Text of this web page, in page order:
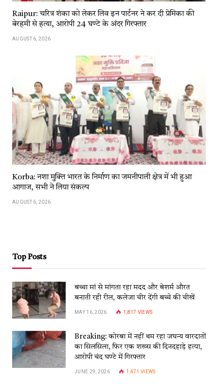
Raipur: चरित्र शंका को लेकर लिव इन पार्टनर ने कर दी प्रेमिका की
बेरहमी से हत्या, आरोपी 24 घण्टे के अंदर गिरफ्तार
AUGUST 6, 2026
Korba: नशा मुक्ति भारत के निर्माण का जमनीपाली क्षेत्र में भी हुआ
आगाज, सभी ने लिया संकल्प
AUGUST 6, 2026
Top Posts
बच्चा मां से मांगता रहा मदद और बेशर्म औरत
बनाती रही रील, कलेजा चीर देंगी बच्चे की चीखें
MAY 16, 2026 1,817 VIEWS
Breaking: कोरबा में नहीं थम रहा जघन्य वारदातों
का सिलसिला, फिर एक शख्स की दिनदहाड़े हत्या,
आरोपी चंद घण्टे में गिरफ्तार
JUNE 29, 2026 1,471VIEWS